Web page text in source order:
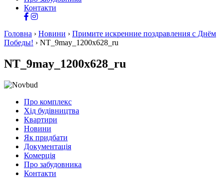
Контакти
Головна › Новини › Примите искренние поздравления с Днём
Победы! › NT_9may_1200x628_ru
NT_9may_1200x628_ru
Про комплекс
Хід будівництва
Квартири
Новини
Як придбати
Документація
Комерція
Про забудовника
Контакти